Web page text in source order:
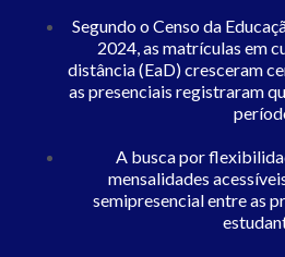
Segundo o Censo da
2024, as matrículas em
distância (EaD) cresceram
as presenciais registraram
A busca por
mensalidades
semipresencial entre as